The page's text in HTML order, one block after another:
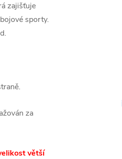
zajišťuje
sporty.
za
větší